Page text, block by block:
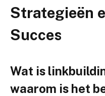
Strategieën
Succes
Wat is
waarom is het